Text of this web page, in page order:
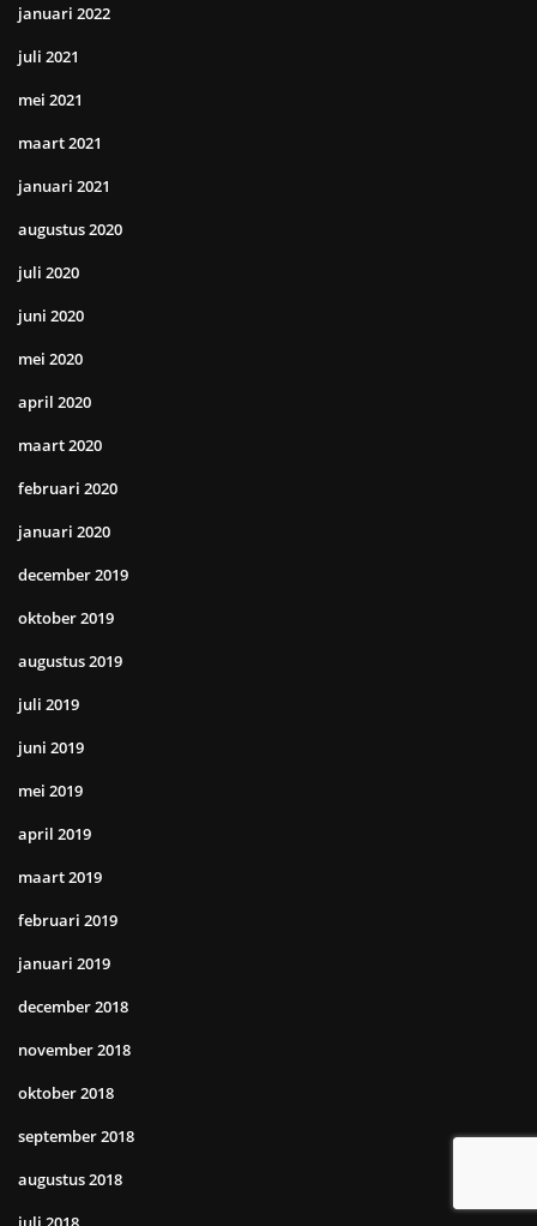
januari 2022
juli 2021
mei 2021
maart 2021
januari 2021
augustus 2020
juli 2020
juni 2020
mei 2020
april 2020
maart 2020
februari 2020
januari 2020
december 2019
oktober 2019
augustus 2019
juli 2019
juni 2019
mei 2019
april 2019
maart 2019
februari 2019
januari 2019
december 2018
november 2018
oktober 2018
september 2018
augustus 2018